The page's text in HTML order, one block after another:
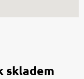
skladem